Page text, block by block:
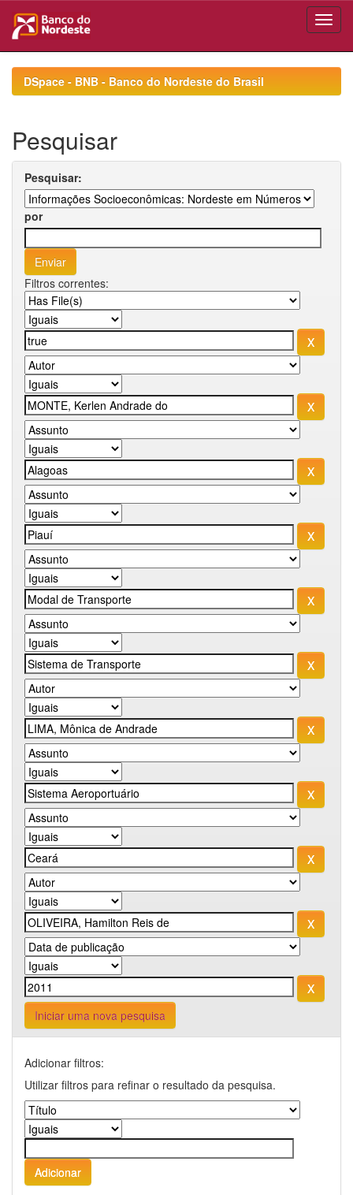
navigationDSpace - BNB - Banco do Nordeste do Brasil
Pesquisar
Pesquisar:
por
Filtros correntes:
Iniciar uma nova pesquisa
Adicionar filtros:
Utilizar filtros para refinar o resultado da pesquisa.